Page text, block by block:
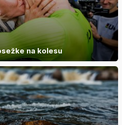
na kolesu